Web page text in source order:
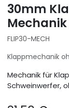
30mm
Mechanik
FLIP30-MECH
Klappmechanik
Mechanik für
Schweinwerfer,